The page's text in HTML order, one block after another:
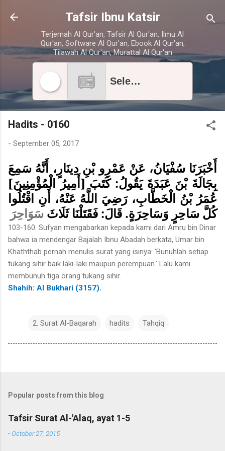
Skip to main content
Tafsir Ibnu Katsir
Terjemah Al Qur'an, Tafsir Al Qur'an, Ilmu Al
Qur'an, Software Al Qur'an, Ebook Al Qur'an,
Tilawah Al Qur'an, Murattal Al Qur'an
Select radio station
Hadits - 0160
- September 05, 2017
أَخْبَرَنَا سُفْيَانُ، عَنْ عَمْرِو بْنِ دِينَارٍ، أَنَّهُ سَمِعَ
بِجَالَةَ بْنَ عَبَدَةَ يَقُولُ: كَتَبَ [أَمِيرُ الْمُؤْمِنِينَ]
عُمَرُ بْنُ الْخَطَّابِ، رَضِيَ اللَّهُ عَنْهُ، أَنِ اقْتُلُوا
كُلَّ سَاحِرٍ وَسَاحِرَةٍ. قَالَ: فَقَتَلْنَا ثَلَاثَ سَوَاحِرَ
103-160. Sufyan mengabarkan kepada kami dari Amru bin Dinar
bahwa ia mendengar Bajalah Ibnu Abadah berkata, Umar bin
Khaththab pernah menulis surat yang isinya: 'Bunuhlah setiap
tukang sihir baik laki-laki maupun perempuan.' Lalu kami
membunuh tiga orang tukang sihir.
Shahih: Al Bukhari (3157).
2. Surat Al-Baqarah hadits Tahqiq
Popular posts from this blog
Tafsir Surat Al-'Alaq, ayat 1-5
-October 27, 2015